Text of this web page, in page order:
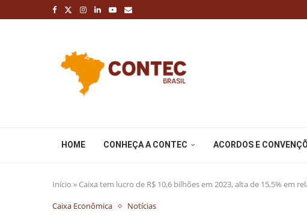
HOME CONHEÇA A CONTEC ACORDOS E
Início » Caixa tem lucro de R$ 10,6 bilhões em 2023, alta de 15,5% em
Caixa Econômica
Notícias